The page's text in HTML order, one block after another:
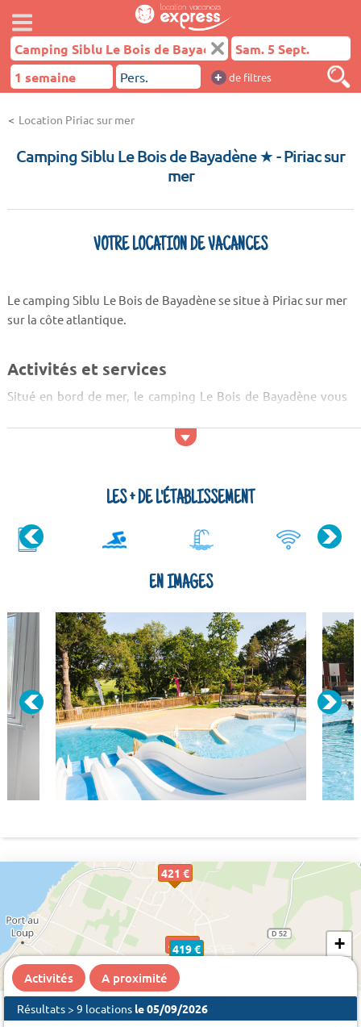
+ de filtres
Location Piriac sur mer
Camping Siblu Le Bois de Bayadène ★- Piriac sur
mer
VOTRE LOCATION DE VACANCES
Le camping Siblu Le Bois de Bayadène se situe à Piriac sur mer
sur la côte atlantique.
Activités et services
Situé en bord de mer, le camping Le Bois de Bayadène vous
aquatique composé d'une piscine extérieure chauffée avec
pouvez jour eu ping-pong, à la pétanque... Il y a une aire de
LES + DE L'ÉTABLISSEMENT
EN IMAGES
419 €
421 €
445 €
+
Activités A proximité
Résultats > 9 locations le 05/09/2026